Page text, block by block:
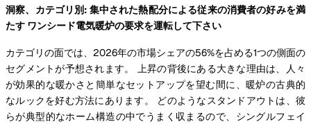
洞察、カテゴリ別: 集中された熱配分による従来の消費者の好みを満
たす ワンシード電気暖炉の要求を運転して下さい
カテゴリの面では、2026年の市場シェアの56%を占める1つの側面の
セグメントが予想されます。 上昇の背後にある大きな理由は、人々
が効果的な暖かさと簡単なセットアップを望む間に、暖炉の古典的
なルックを好む方法にあります。 どのようなスタンドアウトは、彼
らが典型的なホーム構造の中でうまく収まるので、シングルフェイ